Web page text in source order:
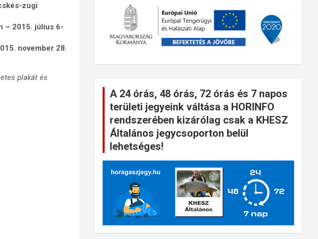
zugi
– 2015. július 6-
november 28.
plakát és
A 24 órás, 48 órás, 72 órás és 7 napos
területi jegyeink váltása a HORINFO
rendszerében kizárólag csak a KHESZ
Általános jegycsoporton belül
lehetséges!